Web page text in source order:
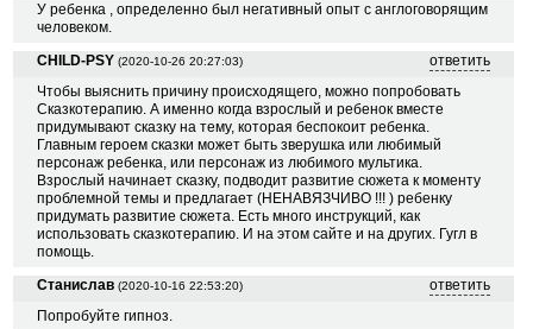
У ребенка , определенно был негативный опыт с англоговорящим
человеком.
CHILD-PSY (2020-10-26 20:27:03)
ответить
Чтобы выяснить причину происходящего, можно попробовать
Сказкотерапию. А именно когда взрослый и ребенок вместе
придумывают сказку на тему, которая беспокоит ребенка.
Главным героем сказки может быть зверушка или любимый
персонаж ребенка, или персонаж из любимого мультика.
Взрослый начинает сказку, подводит развитие сюжета к моменту
проблемной темы и предлагает (НЕНАВЯЗЧИВО !!! ) ребенку
придумать развитие сюжета. Есть много инструкций, как
использовать сказкотерапию. И на этом сайте и на других. Гугл в
помощь.
Станислав (2020-10-16 22:53:20)
ответить
Попробуйте гипноз.